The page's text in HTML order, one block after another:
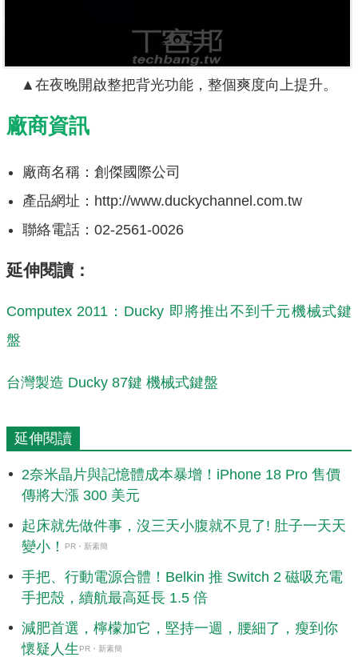
▲在夜晚開啟整把背光功能，整個爽度向上提升。
廠商資訊
廠商名稱：創傑國際公司
產品網址：http://www.duckychannel.com.tw
聯絡電話：02-2561-0026
延伸閱讀：
Computex 2011：Ducky 即將推出不到千元機械式鍵
盤
台灣製造 Ducky 87鍵 機械式鍵盤
延伸閱讀
2奈米晶片與記憶體成本暴增！iPhone 18 Pro 售價
傳將大漲 300 美元
起床就先做件事，沒三天小腹就不見了! 肚子一天天
變小！
PR・新素簡
手把、行動電源合體！Belkin 推 Switch 2 磁吸充電
手把殼，續航最高延長 1.5 倍
減肥首選，檸檬加它，堅持一週，腰細了，瘦到你
懷疑人生 PR・新素簡